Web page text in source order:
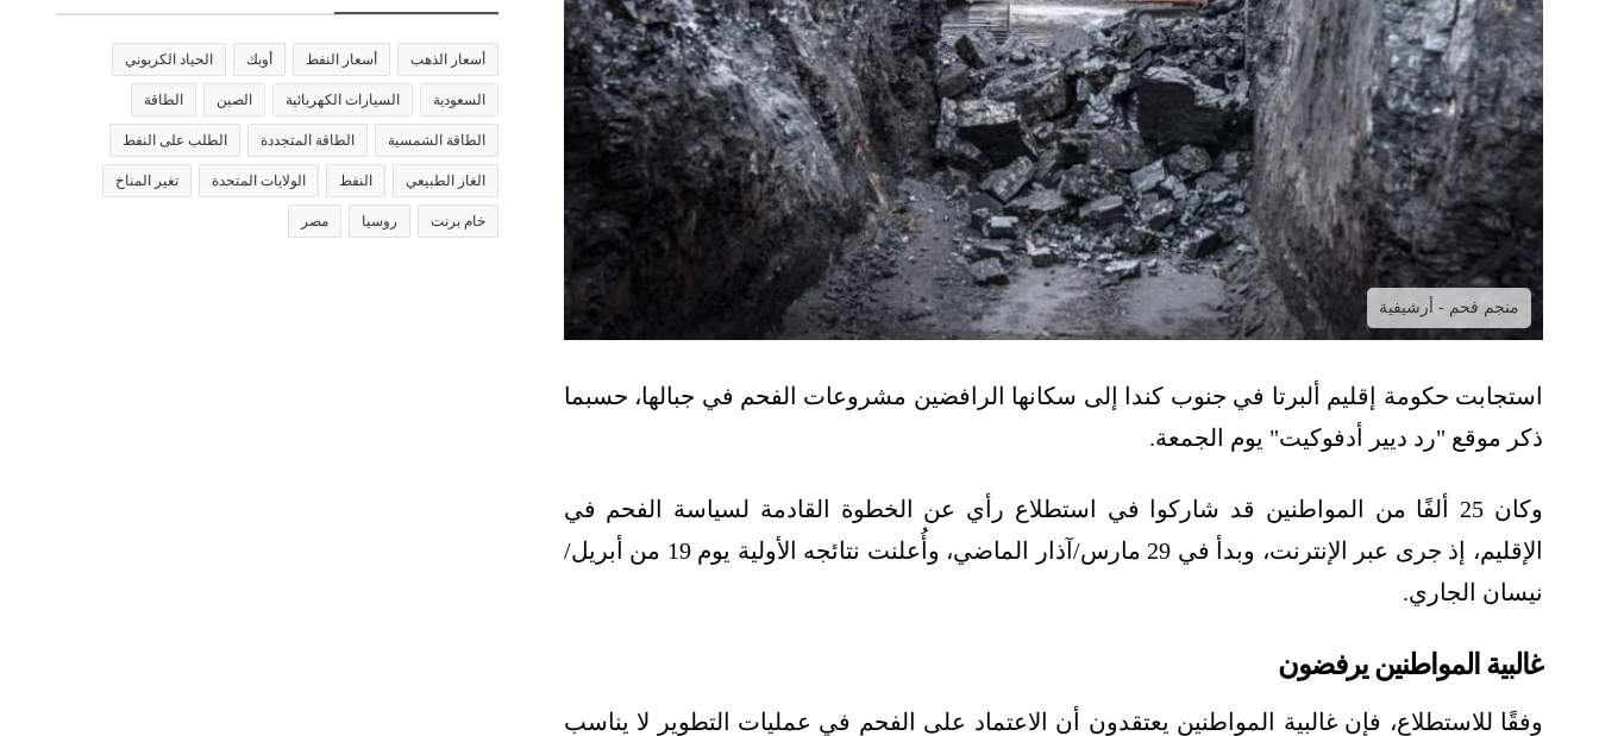
منجم فحم - أرشيفية
استجابت حكومة إقليم ألبرتا في جنوب كندا إلى سكانها الرافضين مشروعات الفحم في جبالها، حسبما
ذكر موقع "رد ديير أدفوكيت" يوم الجمعة.
وكان 25 ألفًا من المواطنين قد شاركوا في استطلاع رأي عن الخطوة القادمة لسياسة الفحم في
الإقليم، إذ جرى عبر الإنترنت، وبدأ في 29 مارس/آذار الماضي، وأُعلنت نتائجه الأولية يوم 19 من أبريل/
نيسان الجاري.
غالبية المواطنين يرفضون
وفقًا للاستطلاع، فإن غالبية المواطنين يعتقدون أن الاعتماد على الفحم في عمليات التطوير لا يناسب
أسعار الذهب أسعار النفط أوبك الحياد الكربوني
السعودية السيارات الكهربائية الصين الطاقة
الطاقة الشمسية الطاقة المتجددة الطلب على النفط
الغاز الطبيعي النفط الولايات المتحدة تغير المناخ
خام برنت روسيا مصر